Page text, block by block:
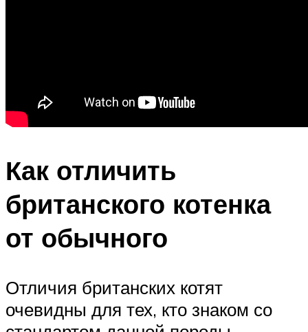
Как отличить
британского котенка
от обычного
Отличия британских котят
очевидны для тех, кто знаком со